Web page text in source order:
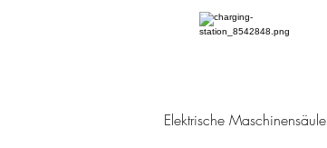
Elektrische Maschinensäule